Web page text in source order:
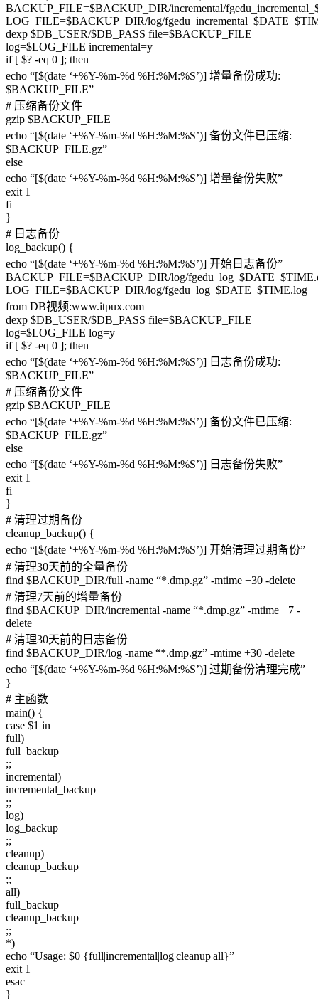
BACKUP_FILE=$BACKUP_DIR/incremental/
LOG_FILE=$BACKUP_DIR/log/
dexp $DB_USER/$DB_PASS file=$BACKUP_FILE
log=$LOG_FILE incremental=y
if [ $? -eq 0 ]; then
echo “[$(date ‘+%Y-%m-%d %H:%M:%S’)] 增量备份成功:
$BACKUP_FILE”
# 压缩备份文件
gzip $BACKUP_FILE
echo “[$(date ‘+%Y-%m-%d %H:%M:%S’)] 备份文件已压缩:
$BACKUP_FILE.gz”
else
echo “[$(date ‘+%Y-%m-%d %H:%M:%S’)] 增量备份失败”
exit 1
fi
}
# 日志备份
log_backup() {
echo “[$(date ‘+%Y-%m-%d %H:%M:%S’)] 开始日志备份”
BACKUP_FILE=$BACKUP_DIR/log/
LOG_FILE=$BACKUP_DIR/log/fgedu_log_$DATE_$TIME.log
from DB视频:www.itpux.com
dexp $DB_USER/$DB_PASS file=$BACKUP_FILE
log=$LOG_FILE log=y
if [ $? -eq 0 ]; then
echo “[$(date ‘+%Y-%m-%d %H:%M:%S’)] 日志备份成功:
$BACKUP_FILE”
# 压缩备份文件
gzip $BACKUP_FILE
echo “[$(date ‘+%Y-%m-%d %H:%M:%S’)] 备份文件已压缩:
$BACKUP_FILE.gz”
else
echo “[$(date ‘+%Y-%m-%d %H:%M:%S’)] 日志备份失败”
exit 1
fi
}
# 清理过期备份
cleanup_backup() {
echo “[$(date ‘+%Y-%m-%d %H:%M:%S’)] 开始清理过期备份”
# 清理30天前的全量备份
find $BACKUP_DIR/full -name “*.dmp.gz” -mtime +30 -delete
# 清理7天前的增量备份
find $BACKUP_DIR/incremental -name “*.dmp.gz” -mtime +7 -
delete
# 清理30天前的日志备份
find $BACKUP_DIR/log -name “*.dmp.gz” -mtime +30 -delete
echo “[$(date ‘+%Y-%m-%d %H:%M:%S’)] 过期备份清理完成”
}
# 主函数
main() {
case $1 in
full)
full_backup
;;
incremental)
incremental_backup
;;
log)
log_backup
;;
cleanup)
cleanup_backup
;;
all)
full_backup
cleanup_backup
;;
*)
echo “Usage: $0 {full|incremental|log|cleanup|all}”
exit 1
esac
}